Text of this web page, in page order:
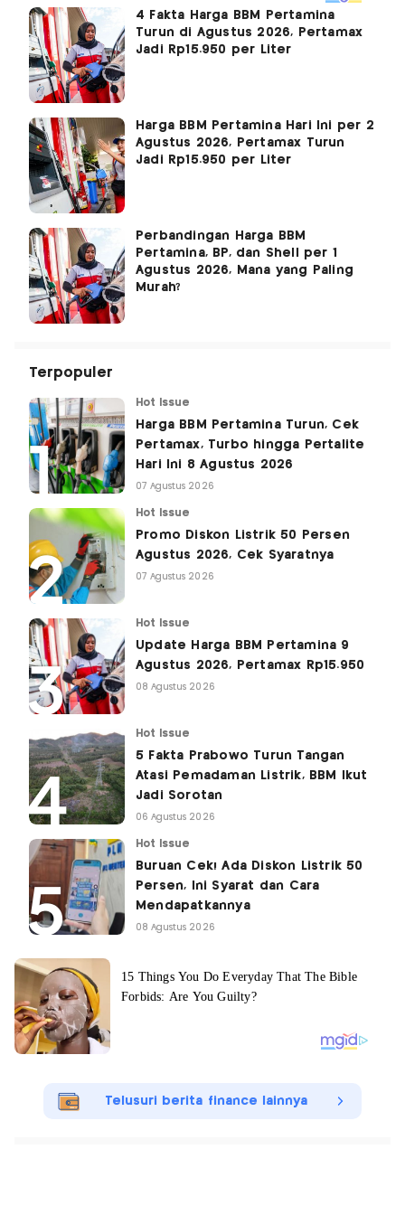
4 Fakta Harga BBM Pertamina
Turun di Agustus 2026, Pertamax
Jadi Rp15.950 per Liter
Harga BBM Pertamina Hari Ini per 2
Agustus 2026, Pertamax Turun
Jadi Rp15.950 per Liter
Perbandingan Harga BBM
Pertamina, BP, dan Shell per 1
Agustus 2026, Mana yang Paling
Murah?
Terpopuler
Hot Issue
Harga BBM Pertamina Turun, Cek
Pertamax, Turbo hingga Pertalite
Hari Ini 8 Agustus 2026
07 Agustus 2026
Hot Issue
Promo Diskon Listrik 50 Persen
Agustus 2026, Cek Syaratnya
07 Agustus 2026
Hot Issue
Update Harga BBM Pertamina 9
Agustus 2026, Pertamax Rp15.950
08 Agustus 2026
Hot Issue
5 Fakta Prabowo Turun Tangan
Atasi Pemadaman Listrik, BBM Ikut
Jadi Sorotan
06 Agustus 2026
Hot Issue
Buruan Cek! Ada Diskon Listrik 50
Persen, Ini Syarat dan Cara
Mendapatkannya
08 Agustus 2026
Telusuri berita finance lainnya